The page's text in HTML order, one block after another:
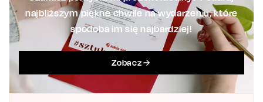
najbliższym piękne chwile na wydarzeniu, które
spodoba im się najbardziej!
Zobacz